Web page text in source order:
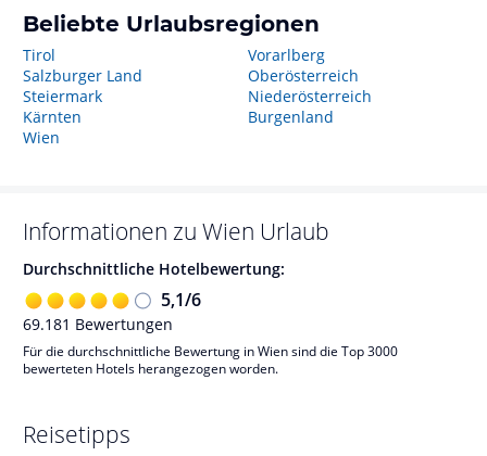
Beliebte Urlaubsregionen
Tirol
Salzburger Land
Steiermark
Kärnten
Wien
Vorarlberg
Oberösterreich
Niederösterreich
Burgenland
Informationen zu Wien Urlaub
Durchschnittliche Hotelbewertung:
5,1/6
69.181 Bewertungen
Für die durchschnittliche Bewertung in Wien sind die Top 3000
bewerteten Hotels herangezogen worden.
Reisetipps